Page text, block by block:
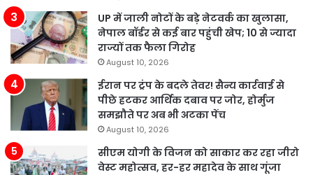
UP में जाली नोटों के बड़े नेटवर्क का खुलासा,
नेपाल बॉर्डर से कई बार पहुंची खेप; 10 से ज्यादा
राज्यों तक फैला गिरोह
August 10, 2026
ईरान पर ट्रंप के बदले तेवर! सैन्य कार्रवाई से
पीछे हटकर आर्थिक दबाव पर जोर, होर्मुज
समझौते पर अब भी अटका पेंच
August 10, 2026
सीएम योगी के विजन को साकार कर रहा जीरो
वेस्ट महोत्सव, हर-हर महादेव के साथ गूंजा